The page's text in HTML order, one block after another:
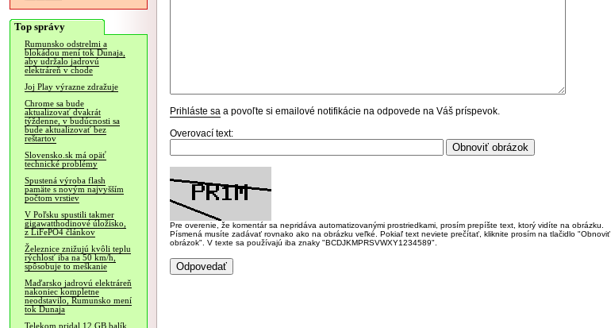
Top správy
Rumunsko odstrelmi a
blokádou mení tok Dunaja,
aby udržalo jadrovú
elektráreň v chode
Joj Play výrazne zdražuje
Chrome sa bude
aktualizovať dvakrát
týždenne, v budúcnosti sa
bude aktualizovať bez
reštartov
Slovensko.sk má opäť
technické problémy
Spustená výroba flash
pamäte s novým najvyšším
počtom vrstiev
V Poľsku spustili takmer
gigawatthodinové úložisko,
z LiFePO4 článkov
Železnice znižujú kvôli teplu
rýchlosť iba na 50 km/h,
spôsobuje to meškanie
Maďarsko jadrovú elektráreň
nakoniec kompletne
neodstavilo, Rumunsko mení
tok Dunaja
Telekom pridal 12 GB balík
Prihláste sa a povoľte si emailové notifikácie na odpovede na Váš príspevok.
Overovací text:
Pre overenie, že komentár sa nepridáva automatizovanými prostriedkami, prosím prepíšte text, ktorý vidíte na obrázku.
Písmená musíte zadávať rovnako ako na obrázku veľké. Pokiaľ text neviete prečítať, kliknite prosím na tlačidlo "Obnoviť
obrázok". V texte sa používajú iba znaky "BCDJKMPRSVWXY1234589".